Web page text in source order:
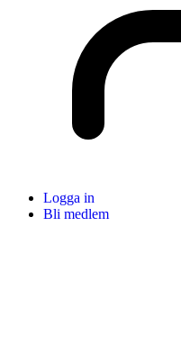
Logga in
Bli medlem